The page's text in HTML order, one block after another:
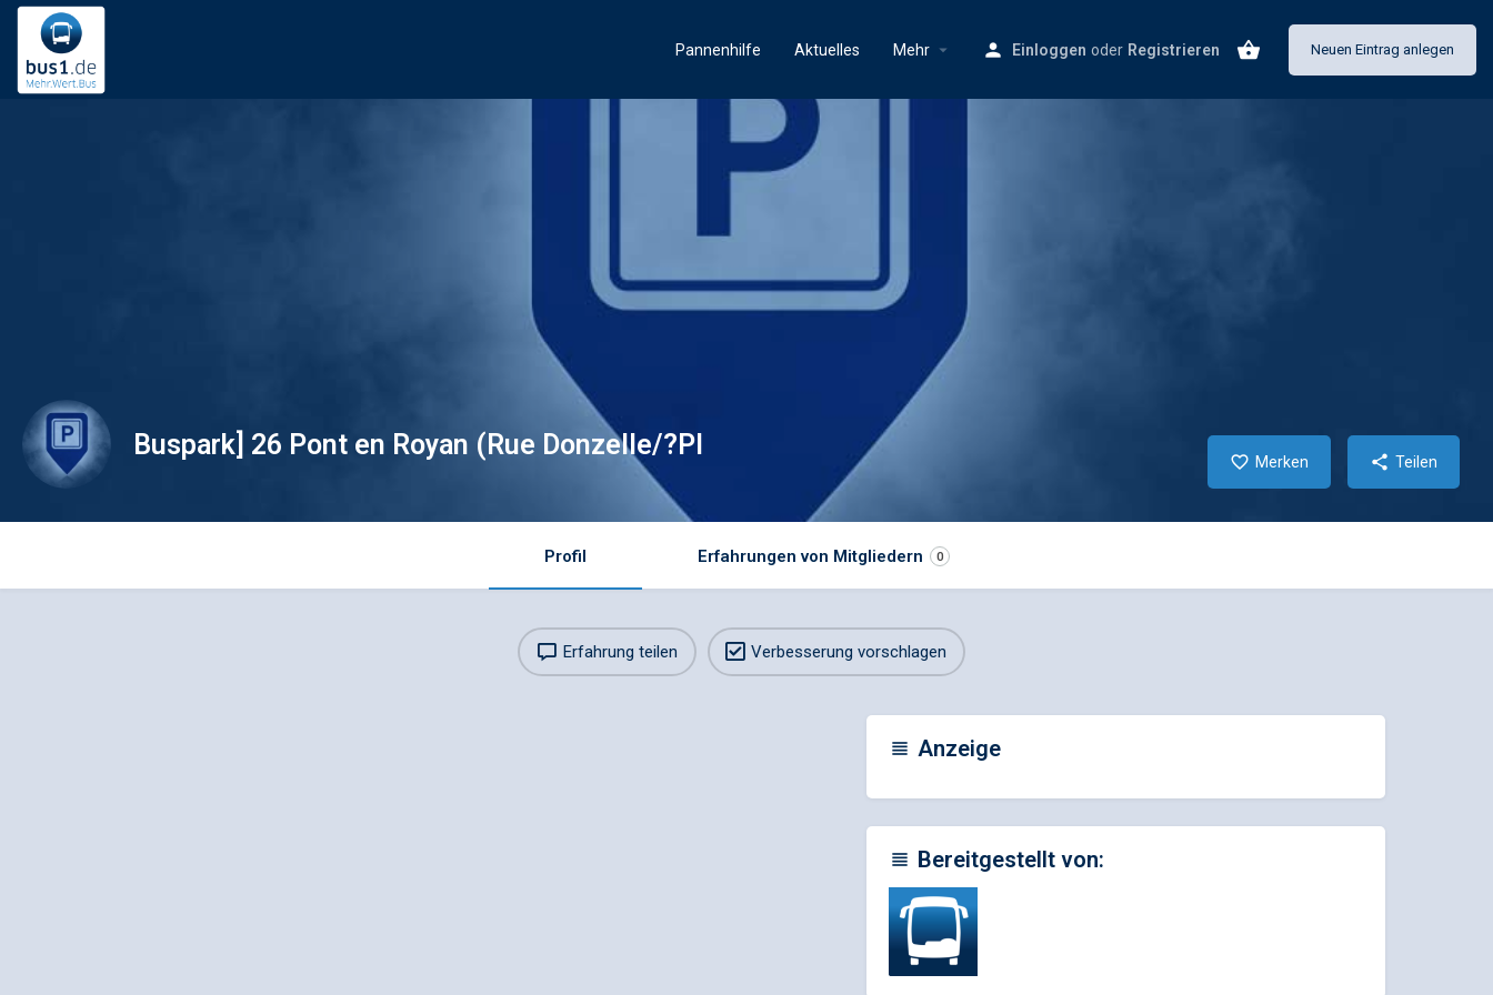
Pannenhilfe Aktuelles Mehr Einloggen oder Registrieren Neuen Eintrag anlegen
Buspark] 26 Pont en Royan (Rue Donzelle/?Pl
Merken Teilen
Profil Erfahrungen von Mitgliedern 0
Erfahrung teilen Verbesserung vorschlagen
Anzeige
Bereitgestellt von: